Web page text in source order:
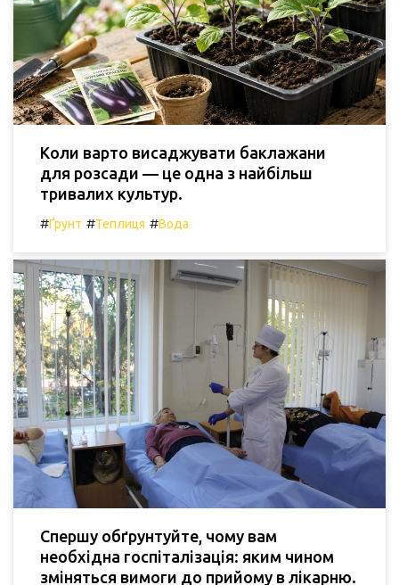
Коли варто висаджувати баклажани
для розсади — це одна з найбільш
тривалих культур.
#Ґрунт #Теплиця #Вода
Спершу обґрунтуйте, чому вам
необхідна госпіталізація: яким чином
зміняться вимоги до прийому в лікарню.